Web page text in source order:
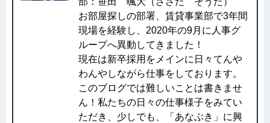
お部屋探しの部署、賃貸事業部で3年間
現場を経験し、2020年の9月に人事グ
ループへ異動してきました！
現在は新卒採用をメインに日々てんや
わんやしながら仕事をしております。
このブログでは難しいことは書きませ
ん！私たちの日々の仕事様子をみてい
ただき、少しでも、「あなぶき」に興